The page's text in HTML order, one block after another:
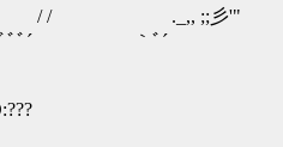
￣ / / / ._,, ;;
ﾞﾞﾞﾞﾞﾞﾞﾞﾞﾞ